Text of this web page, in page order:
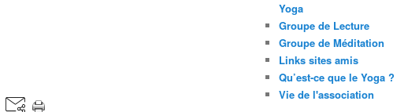
Yoga
Groupe de Lecture
Groupe de Méditation
Links sites amis
Qu’est-ce que le Yoga ?
Vie de l'association